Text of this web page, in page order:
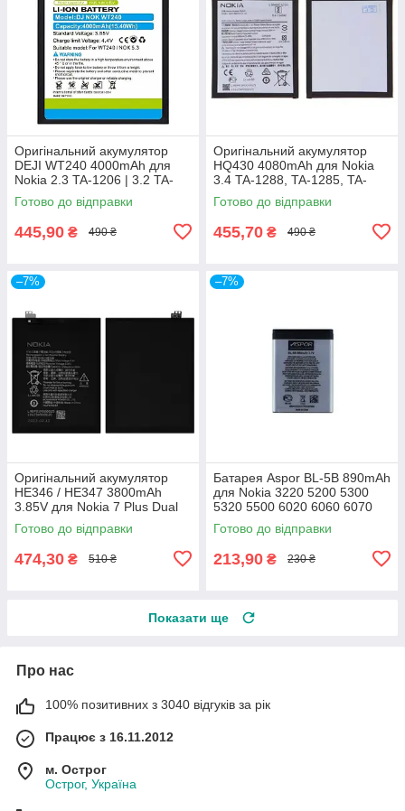
Оригінальний акумулятор
DEJI WT240 4000mAh для
Nokia 2.3 TA-1206 | 3.2 TA-
1154 | 5.3 TA-1223, TA-1227,
TA-1229
Готово до відправки
445,90 ₴ 490 ₴
Оригінальний акумулятор
HQ430 4080mAh для Nokia
3.4 TA-1288, TA-1285, TA-
1283 / 5.4 TA-1333, TA-1340,
TA-1337
Готово до відправки
455,70 ₴ 490 ₴
–7%
Оригінальний акумулятор
HE346 / HE347 3800mAh
3.85V для Nokia 7 Plus Dual
Sim TA-1055, TA-1046, TA-
1062
Готово до відправки
474,30 ₴ 510 ₴
–7%
Батарея Aspor BL-5B 890mAh
для Nokia 3220 5200 5300
5320 5500 6020 6060 6070
6120c 6121c 6080 7260 7360
N80
Готово до відправки
213,90 ₴ 230 ₴
Показати ще
Про нас
100% позитивних з 3040 відгуків за рік
Працює з 16.11.2012
м. Острог
Острог, Україна